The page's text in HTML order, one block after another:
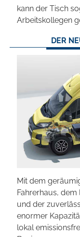
kann der Tisch
Arbeitskollegen
DER
Mit dem
Fahrerhaus,
und der
enormer
lokal